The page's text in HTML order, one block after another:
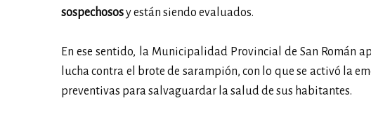
sospechososy están siendo evaluados.
En ese sentido, la Municipalidad Provincial de San Román
lucha contra el brote de sarampión, con lo que se activó la
preventivas para salvaguardar la salud de sus habitantes.